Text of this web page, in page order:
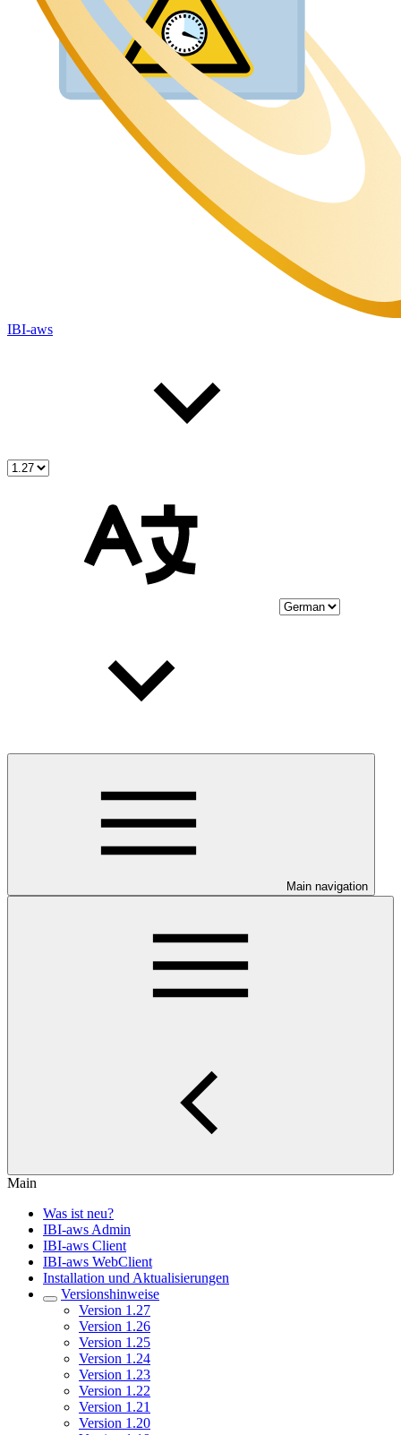
IBI-aws
Main navigation
Main
Was ist neu?
IBI-aws Admin
IBI-aws Client
IBI-aws WebClient
Installation und Aktualisierungen
Versionshinweise
Version 1.27
Version 1.26
Version 1.25
Version 1.24
Version 1.23
Version 1.22
Version 1.21
Version 1.20